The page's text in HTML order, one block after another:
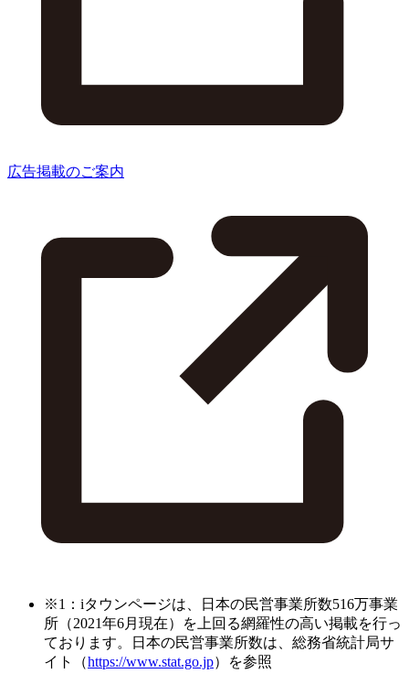
広告掲載のご案内
※1：iタウンページは、日本の民営事業所数516万事業
所（2021年6月現在）を上回る網羅性の高い掲載を行っ
ております。日本の民営事業所数は、総務省統計局サ
イト（https://www.stat.go.jp）を参照